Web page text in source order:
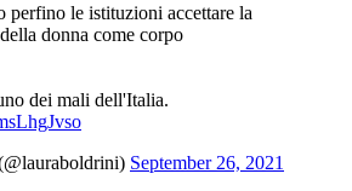
perfino le istituzioni accettare la
donna come corpo
dei mali dell'Italia.
September 26, 2021